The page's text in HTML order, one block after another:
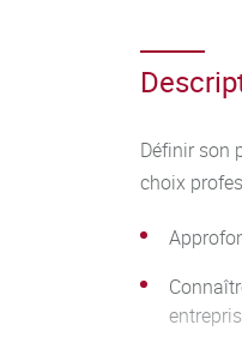
Définir son
choix